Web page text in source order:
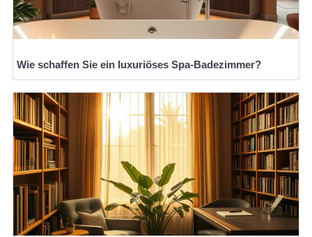
Wie schaffen Sie ein luxuriöses Spa-Badezimmer?